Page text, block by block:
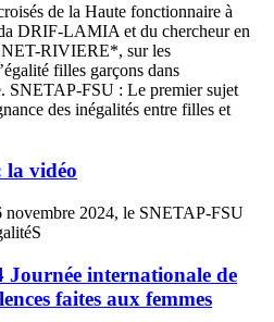
de la Haute fonctionnaire à
DRIF-LAMIA et du chercheur en
RIVIERE*, sur les
filles garçons dans
SNETAP-FSU : Le premier sujet
des inégalités entre filles et
la vidéo
novembre 2024, le SNETAP-FSU
Journée internationale de
faites aux femmes